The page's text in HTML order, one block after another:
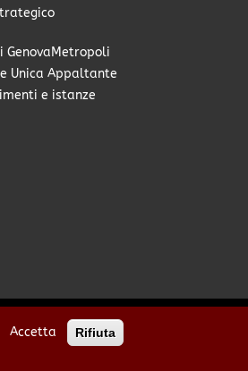
GenovaMetropoli
Unica Appaltante
e istanze
Accetta Rifiuta